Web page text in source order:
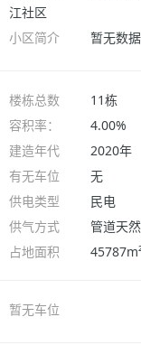
江社区
小区简介
暂无数据
楼栋总数 11栋
容积率：
4.00%
建造年代
2020年
有无车位
无
供电类型
民电
供气方式
管道天
占地面积
暂无车位